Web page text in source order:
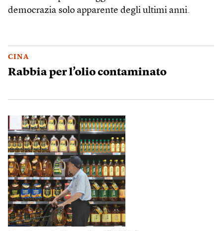
democrazia solo apparente degli ultimi anni.
CINA
Rabbia per l’olio contaminato